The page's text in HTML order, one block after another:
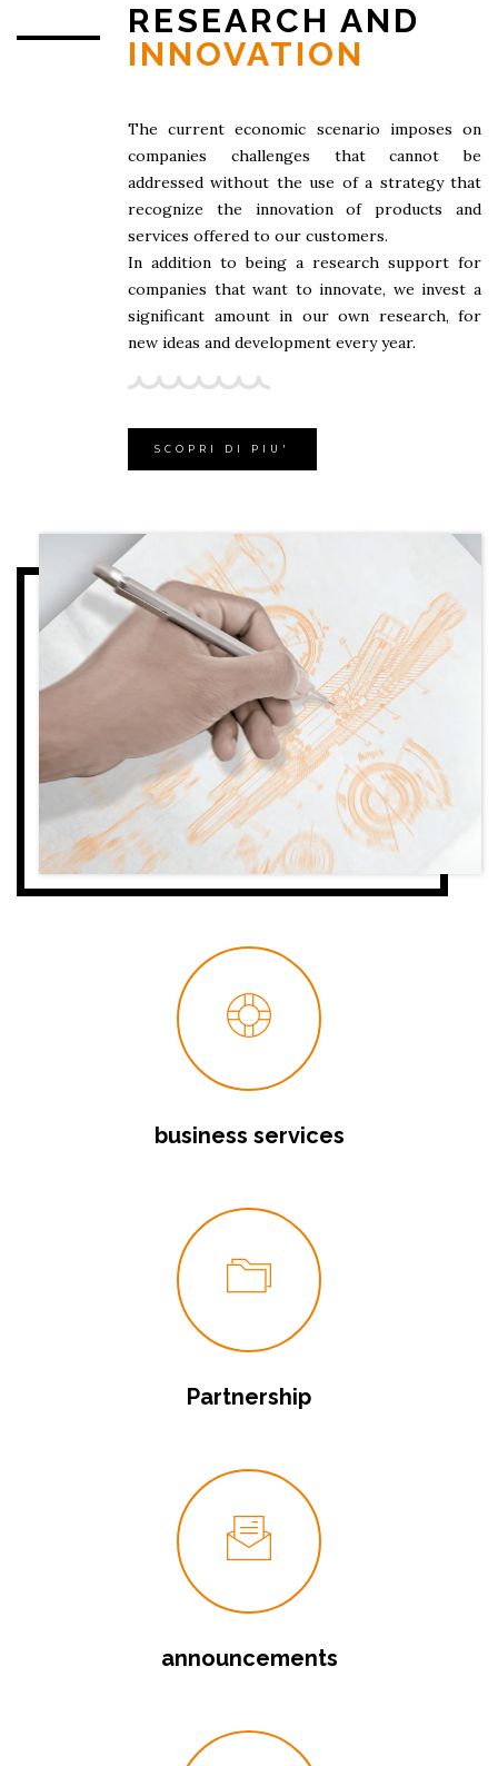
RESEARCH AND
INNOVATION
The current economic scenario imposes on
companies challenges that cannot be
addressed without the use of a strategy that
recognize the innovation of products and
services offered to our customers.
In addition to being a research support for
companies that want to innovate, we invest a
significant amount in our own research, for
new ideas and development every year.
SCOPRI DI PIU'
business services
Partnership
announcements